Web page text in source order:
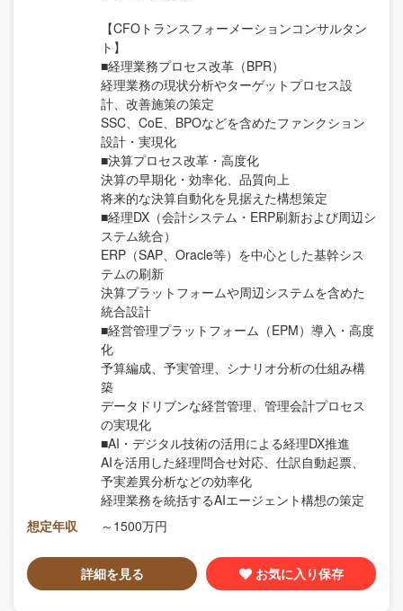
【CFOトランスフォーメーションコンサルタン
ト】
■経理業務プロセス改革（BPR）
経理業務の現状分析やターゲットプロセス設
計、改善施策の策定
SSC、CoE、BPOなどを含めたファンクション
設計・実現化
■決算プロセス改革・高度化
決算の早期化・効率化、品質向上
将来的な決算自動化を見据えた構想策定
■経理DX（会計システム・ERP刷新および周辺シ
ステム統合）
ERP（SAP、Oracle等）を中心とした基幹シス
テムの刷新
決算プラットフォームや周辺システムを含めた
統合設計
■経営管理プラットフォーム（EPM）導入・高度
化
予算編成、予実管理、シナリオ分析の仕組み構
築
データドリブンな経営管理、管理会計プロセス
の実現化
■AI・デジタル技術の活用による経理DX推進
AIを活用した経理問合せ対応、仕訳自動起票、
予実差異分析などの効率化
経理業務を統括するAIエージェント構想の策定
想定年収
～1500万円
詳細を見る お気に入り保存